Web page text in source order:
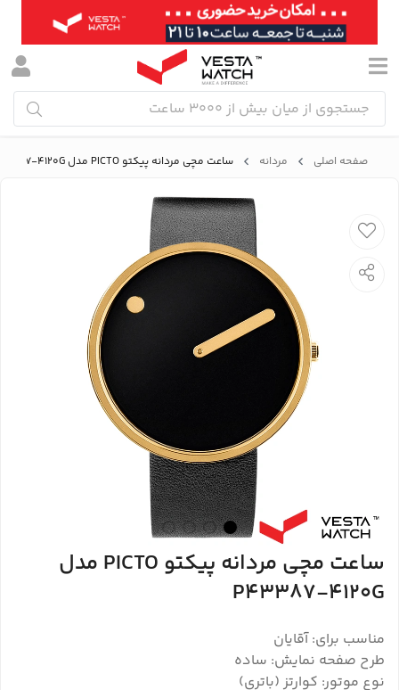
صفحه اصلی مردانه ساعت مچی مردانه پیکتو PICTO مدل P43387-4120G
ساعت مچی مردانه پیکتو PICTO مدل
P43387-4120G
مناسب برای: آقایان
طرح صفحه نمایش: ساده
نوع موتور: کوارتز (باتری)